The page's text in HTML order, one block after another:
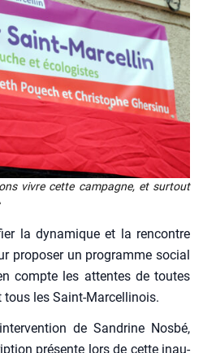
vivre cette cam­pagne, et sur­tout
la dyna­mique et la ren­contre
pro­po­ser un pro­gramme social
compte les attentes de toutes
les Saint-Mar­cel­li­nois.
de San­drine Nos­bé,
pré­sente lors de cette inau­